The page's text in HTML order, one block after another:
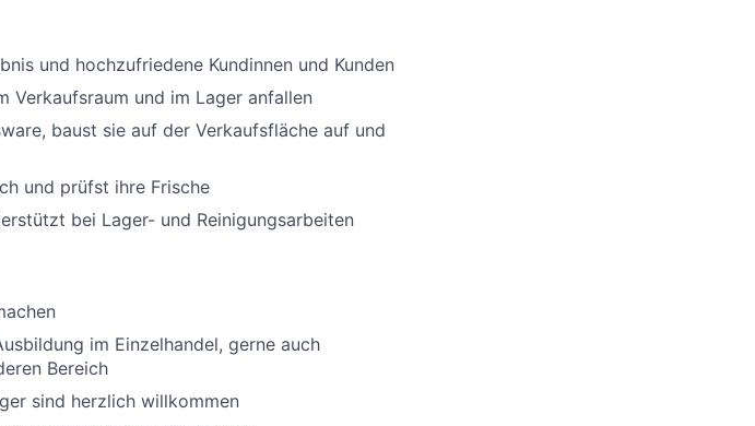
und hochzufriedene Kundinnen und Kunden
Verkaufsraum und im Lager anfallen
baust sie auf der Verkaufsfläche auf und
und prüfst ihre Frische
bei Lager- und Reinigungsarbeiten
im Einzelhandel, gerne auch
Bereich
sind herzlich willkommen